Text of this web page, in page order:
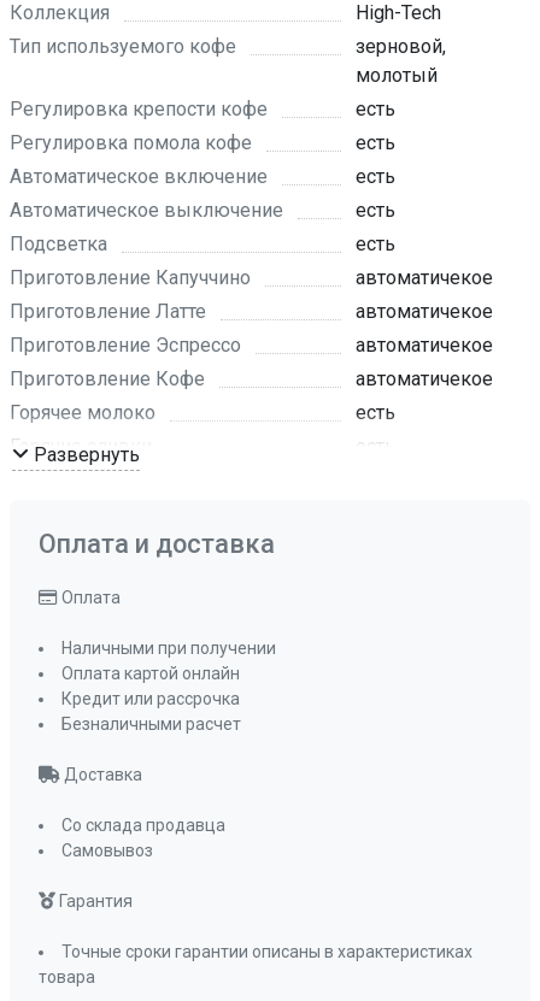
Коллекция
High-Tech
Тип используемого кофе
зерновой,
молотый
Регулировка крепости кофе
есть
Регулировка помола кофе
есть
Автоматическое включение
есть
Автоматическое выключение
есть
Подсветка
есть
Приготовление Капуччино
автоматичекое
Приготовление Латте
автоматичекое
Приготовление Эспрессо
автоматичекое
Приготовление Кофе
автоматичекое
Горячее молоко
есть
Горячие сливки
есть
Функция промывки
Максимальное давление, бар
Объём емкости для воды
Капучинатор
Возможность приготовления 2 чашек
Регулировка высоты кофейной чаши
мм)
Высота, см
44.5
Развернуть
Оплата и доставка
Оплата
Наличными при получении
Оплата картой онлайн
Кредит или рассрочка
Безналичными расчет
Доставка
Со склада продавца
Самовывоз
Гарантия
Точные сроки гарантии описаны в характеристиках
товара